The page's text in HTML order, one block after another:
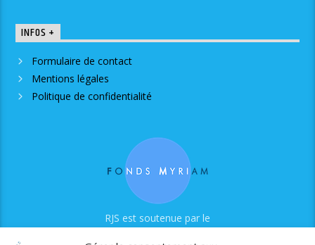
INFOS +
Formulaire de contact
Mentions légales
Politique de confidentialité
RJS est soutenue par le